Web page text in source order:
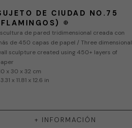
DE CIUDAD NO.75
🔴
de pared tridimensional creada con
de 450 capas de papel / Three dimensional
sculpture created using 450+ layers of
x 30 x 32 cm
x 11.81 x 12.6 in
+ INFORMACIÓN